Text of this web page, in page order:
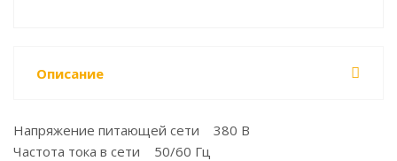
Описание
Напряжение питающей сети 380 В
Частота тока в сети 50/60 Гц